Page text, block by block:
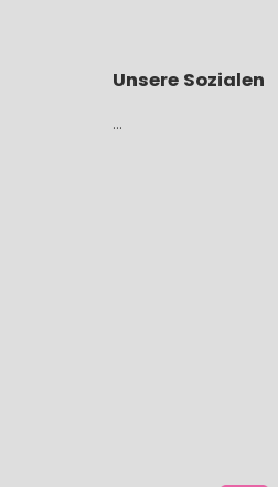
Unsere Sozialen
…